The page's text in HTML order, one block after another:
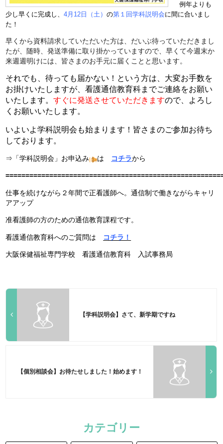
例年よりも
少し早くに完成し、4月12日（土）の第１回学科説明会に間に合いまし
た！
早くから資料請求していただいた方は、だいぶ待っていただきまし
たが、随時、発送準備に取り掛かっていますので、早くて今週末か
来週週明けには、皆さまのお手元に届くことと思います。
それでも、待っても届かない！という方は、大変お手数を
お掛けいたしますが、看護通信教育科までご連絡をお願い
いたします。すぐに発送させていただきますので、よろし
くお願いいたします。
いよいよ学科説明会も始まります！皆さまのご参加お待ち
しております。
⇒「学科説明会」お申込み は コチラから
仕事を続けながら２年間で正看護師へ。通信制で働きながらキャリ
アアップ
准看護師の方のための通信教育課程です。
看護通信教育科へのご質問は コチラ！
大阪保健福祉専門学校 看護通信教育科 入試事務局
【学科説明会】さて、新学期ですね
【個別相談会】お待たせしました！始めます！
カテゴリー